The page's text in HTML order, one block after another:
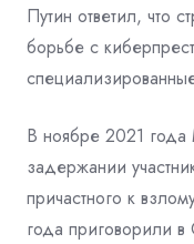
Путин ответил, что
борьбе с
В ноябре 2021
задержании
причастного к
года приговорили